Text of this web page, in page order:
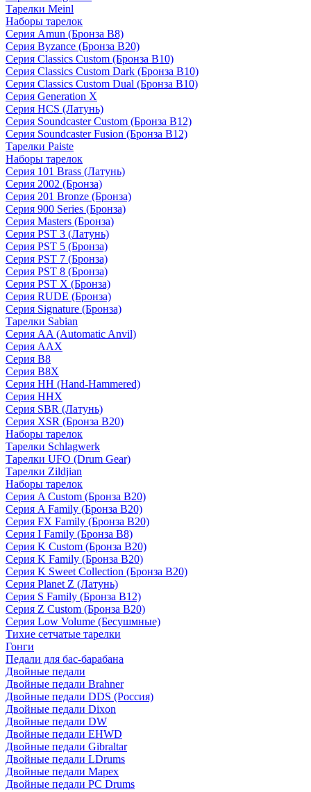
Тарелки Meinl
Наборы тарелок
Серия Amun (Бронза B8)
Серия Byzance (Бронза B20)
Серия Classics Custom (Бронза B10)
Серия Classics Custom Dark (Бронза B10)
Серия Classics Custom Dual (Бронза B10)
Серия Generation X
Серия HCS (Латунь)
Серия Soundcaster Custom (Бронза B12)
Серия Soundcaster Fusion (Бронза B12)
Тарелки Paiste
Наборы тарелок
Серия 101 Brass (Латунь)
Серия 2002 (Бронза)
Серия 201 Bronze (Бронза)
Серия 900 Series (Бронза)
Серия Masters (Бронза)
Серия PST 3 (Латунь)
Серия PST 5 (Бронза)
Серия PST 7 (Бронза)
Серия PST 8 (Бронза)
Серия PST X (Бронза)
Серия RUDE (Бронза)
Серия Signature (Бронза)
Тарелки Sabian
Серия AA (Automatic Anvil)
Серия AAX
Серия B8
Серия B8X
Серия HH (Hand-Hammered)
Серия HHX
Серия SBR (Латунь)
Серия XSR (Бронза B20)
Наборы тарелок
Тарелки Schlagwerk
Тарелки UFO (Drum Gear)
Тарелки Zildjian
Наборы тарелок
Серия A Custom (Бронза B20)
Серия A Family (Бронза B20)
Серия FX Family (Бронза B20)
Серия I Family (Бронза B8)
Серия K Custom (Бронза B20)
Серия K Family (Бронза B20)
Серия K Sweet Collection (Бронза B20)
Серия Planet Z (Латунь)
Серия S Family (Бронза B12)
Серия Z Custom (Бронза B20)
Серия Low Volume (Бесушмные)
Тихие сетчатые тарелки
Гонги
Педали для бас-барабана
Двойные педали
Двойные педали Brahner
Двойные педали DDS (Россия)
Двойные педали Dixon
Двойные педали DW
Двойные педали EHWD
Двойные педали Gibraltar
Двойные педали LDrums
Двойные педали Mapex
Двойные педали PC Drums